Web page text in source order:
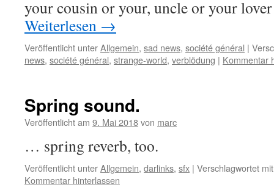
your cousin or your, uncle or your
Weiterlesen →
Veröffentlicht unterAllgemein, sad news, société général |
news, société général, strange-world, verblödung | Kommentar
Spring sound.
Veröffentlicht am 9. Mai 2018von marc
… spring reverb, too.
Veröffentlicht unterAllgemein, darlinks, sfx | Verschlagwortet mit
Kommentar hinterlassen